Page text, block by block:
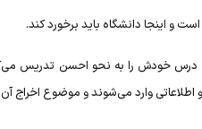
و اینجا دانشگاه باید برخورد کند.
و درس خودش را به نحو احسن تدریس
وارد می‌شوند و موضوع اخراج آن